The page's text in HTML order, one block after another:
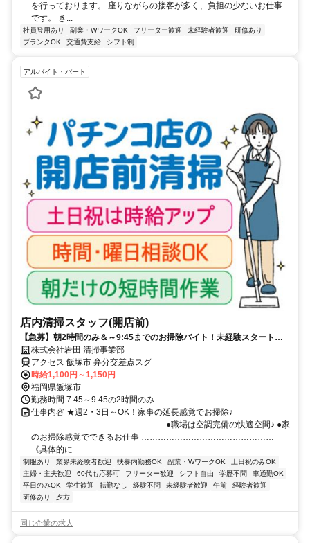
を行っております。 座りながらの接客が多く、負担の少ないお仕事
です。 き...
社員登用あり 副業・WワークOK フリーター歓迎 未経験者歓迎
研修あり
ブランクOK
交通費支給 シフト制
アルバイト・パート
店内清掃スタッフ(開店前)
【急募】朝2時間のみ＆～9:45までのお掃除バイト！未経験スタートの
ミドル・シニア多数活躍中！Wワークにもオススメ
株式会社岩田 清掃事業部
アクセス 飯塚市 弁分交差点スグ
時給1,100円～1,150円
福岡県飯塚市
勤務時間 7:45～9:45の2時間のみ
仕事内容 ★週2・3日～OK！家事の延長感覚でお掃除♪
………………………………………… ●職場は空調完備の快適空間♪ ●家
のお掃除感覚でできるお仕事 …………………………………………
《具体的に...
制服あり 業界未経験者歓迎 扶養内勤務OK 副業・WワークOK
土日祝のみOK
主婦・主夫歓迎
60代も応募可 フリーター歓迎 シフト自由 学歴不問
車通勤OK
平日のみOK
学生歓迎 転勤なし 経験不問 未経験者歓迎 午前
経験者歓迎
研修あり
夕方
同じ企業の求人